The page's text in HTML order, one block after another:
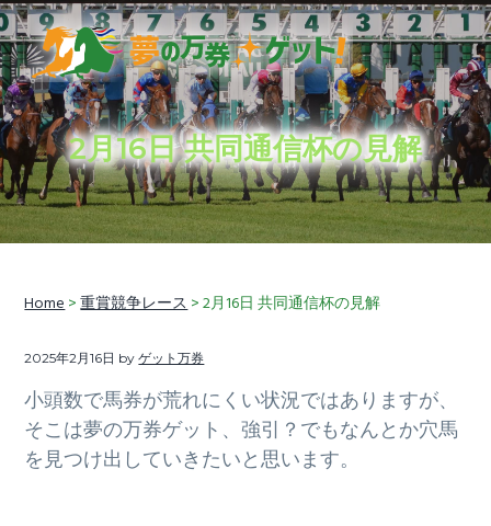
S
k
i
p
t
o
p
r
i
S
k
i
p
t
o
m
a
i
S
k
i
p
t
o
f
o
o
夢の万券ゲット！
穴
馬
券
予
想
に
加
え
て、
競
馬
ラ
イ
も
お
し
ま
2月16日 共同通信杯の見解
Home>重賞競争レース> 2月16日 共同通信杯の見解
2025年2月16日 byゲット万券
小頭数で馬券が荒れにくい状況ではありますが、
そこは夢の万券ゲット、強引？でもなんとか穴馬
を見つけ出していきたいと思います。